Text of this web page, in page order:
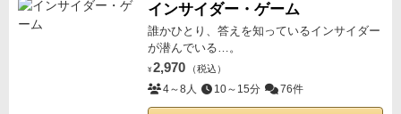
インサイダー・ゲーム
誰かひとり、答えを知っているインサイダー
が潜んでいる…。
¥ 2,970 （税込）
4～8人 10～15分 76件